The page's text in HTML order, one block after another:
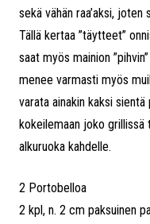
sekä vähän raa’aksi,
Tällä kertaa ”täytteet”
saat myös mainion
menee varmasti myös
varata ainakin kaksi
kokeilemaan joko grillissä
alkuruoka kahdelle.
2 Portobelloa
2 kpl, n. 2 cm paksuinen